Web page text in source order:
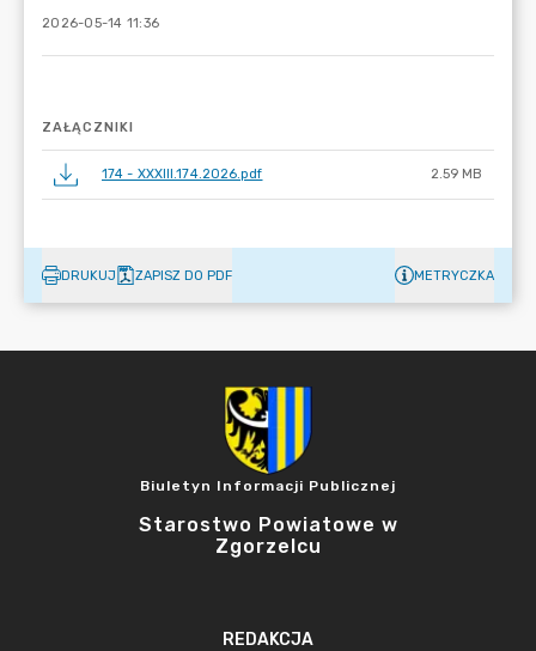
2026-05-14 11:36
ZAŁĄCZNIKI
174 - XXXIII.174.2026.pdf 2.59 MB
DRUKUJ ZAPISZ DO PDF METRYCZKA
Biuletyn Informacji Publicznej
Starostwo Powiatowe w
Zgorzelcu
REDAKCJA